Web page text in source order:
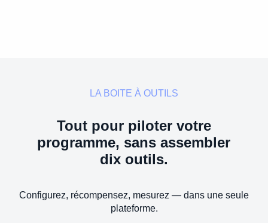
LA BOITE À OUTILS
Tout pour piloter votre
programme, sans assembler
dix outils.
Configurez, récompensez, mesurez — dans une seule
plateforme.